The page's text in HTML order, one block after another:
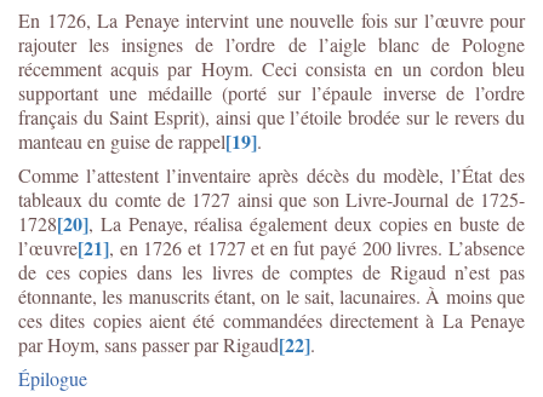
En 1726, La Penaye intervint une nouvelle fois sur l’œuvre pour
rajouter les insignes de l’ordre de l’aigle blanc de Pologne
récemment acquis par Hoym. Ceci consista en un cordon bleu
supportant une médaille (porté sur l’épaule inverse de l’ordre
français du Saint Esprit), ainsi que l’étoile brodée sur le revers du
manteau en guise de rappel[19].
Comme l’attestent l’inventaire après décès du modèle, l’État des
tableaux du comte de 1727 ainsi que son Livre-Journal de 1725-
1728[20], La Penaye, réalisa également deux copies en buste de
l’œuvre[21], en 1726 et 1727 et en fut payé 200 livres. L’absence
de ces copies dans les livres de comptes de Rigaud n’est pas
étonnante, les manuscrits étant, on le sait, lacunaires. À moins que
ces dites copies aient été commandées directement à La Penaye
par Hoym, sans passer par Rigaud[22].
Épilogue